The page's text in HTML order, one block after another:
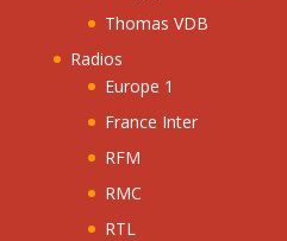
Thomas VDB
Radios
Europe 1
France Inter
RFM
RMC
RTL